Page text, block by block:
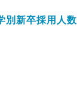
別新卒採用人